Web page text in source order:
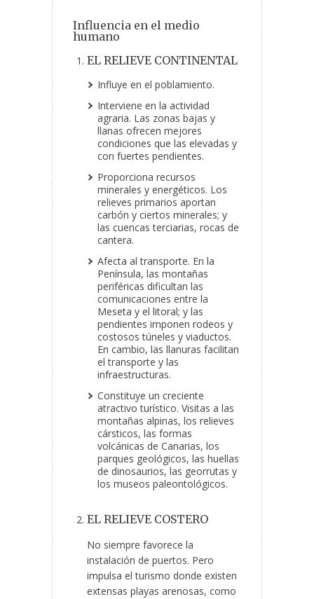
Influencia en el medio
humano
EL RELIEVE CONTINENTAL
Influye en el poblamiento.
Interviene en la actividad
agraria. Las zonas bajas y
llanas ofrecen mejores
condiciones que las elevadas y
con fuertes pendientes.
Proporciona recursos
minerales y energéticos. Los
relieves primarios aportan
carbón y ciertos minerales; y
las cuencas terciarias, rocas de
cantera.
Afecta al transporte. En la
Península, las montañas
periféricas dificultan las
comunicaciones entre la
Meseta y el litoral; y las
pendientes imponen rodeos y
costosos túneles y viaductos.
En cambio, las llanuras facilitan
el transporte y las
infraestructuras.
Constituye un creciente
atractivo turístico. Visitas a las
montañas alpinas, los relieves
cársticos, las formas
volcánicas de Canarias, los
parques geológicos, las huellas
de dinosaurios, las georrutas y
los museos paleontológicos.
EL RELIEVE COSTERO
No siempre favorece la
instalación de puertos. Pero
impulsa el turismo donde existen
extensas playas arenosas, como